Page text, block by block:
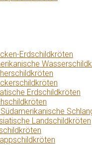
Erdschildkröten
Erdschildkröten
Landschildkröten